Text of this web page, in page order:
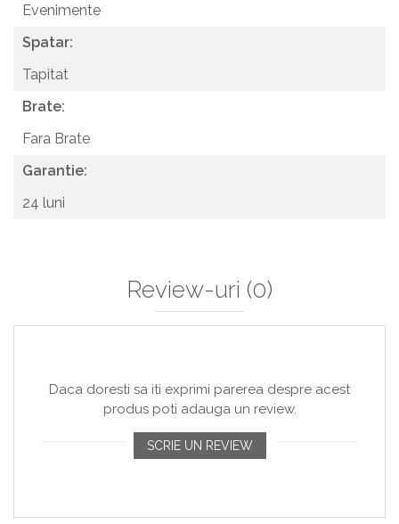
Evenimente
Spatar:
Tapitat
Brate:
Fara Brate
Garantie:
24 luni
Review-uri (0)
Daca doresti sa iti exprimi parerea despre acest
produs poti adauga un review.
SCRIE UN REVIEW